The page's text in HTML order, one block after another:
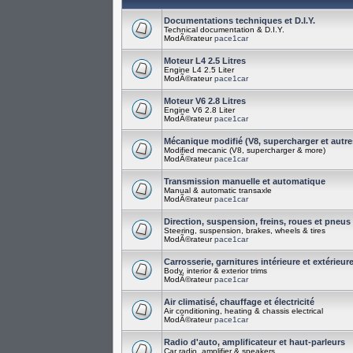
Documentations techniques et D.I.Y.
Technical documentation & D.I.Y.
ModÃ©rateurpace1car
Moteur L4 2.5 Litres
Engine L4 2.5 Liter
ModÃ©rateurpace1car
Moteur V6 2.8 Litres
Engine V6 2.8 Liter
ModÃ©rateurpace1car
Mécanique modifié (V8, supercharger et
Modified mecanic (V8, supercharger & more)
ModÃ©rateurpace1car
Transmission manuelle et automatique
Manual & automatic transaxle
ModÃ©rateurpace1car
Direction, suspension, freins, roues et pneus
Steering, suspension, brakes, wheels & tires
ModÃ©rateurpace1car
Carrosserie, garnitures intérieure et extérieure
Body, interior & exterior trims
ModÃ©rateurpace1car
Air climatisé, chauffage et électricité
Air conditioning, heating & chassis electrical
ModÃ©rateurpace1car
Radio d'auto, amplificateur et haut-parleurs
Car radio, amplifier & speakers